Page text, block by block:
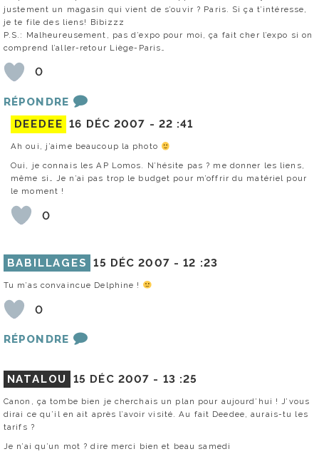
justement un magasin qui vient de s’ouvir ? Paris. Si ça t’intéresse,
je te file des liens! Bibizzz
P.S.: Malheureusement, pas d’expo pour moi, ça fait cher l’expo si on
comprend l’aller-retour Liège-Paris…
0
RÉPONDRE
DEEDEE 16 DÉC 2007 - 22 :41
Ah oui, j’aime beaucoup la photo
Oui, je connais les AP Lomos. N’hésite pas ? me donner les liens,
même si… Je n’ai pas trop le budget pour m’offrir du matériel pour
le moment !
0
BABILLAGES 15 DÉC 2007 -12 :23
Tu m’as convaincue Delphine !
0
RÉPONDRE
NATALOU 15 DÉC 2007 - 13 :25
Canon, ça tombe bien je cherchais un plan pour aujourd’hui ! J’vous
dirai ce qu’il en ait après l’avoir visité. Au fait Deedee, aurais-tu les
tarifs ?
Je n’ai qu’un mot ? dire merci bien et beau samedi